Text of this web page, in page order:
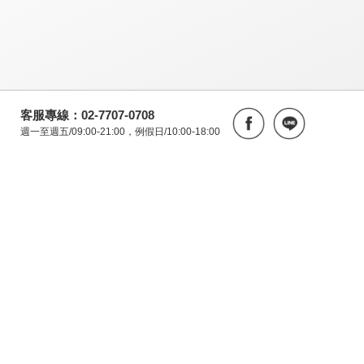
客服專線：02-7707-0708
週一至週五/09:00-21:00，例假日/10:00-18:00